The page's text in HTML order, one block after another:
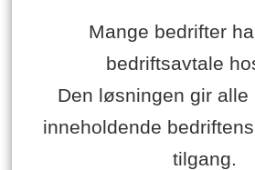
Mange bedrifter
bedriftsavtale
Den løsningen gir alle
inneholdende
tilgang.